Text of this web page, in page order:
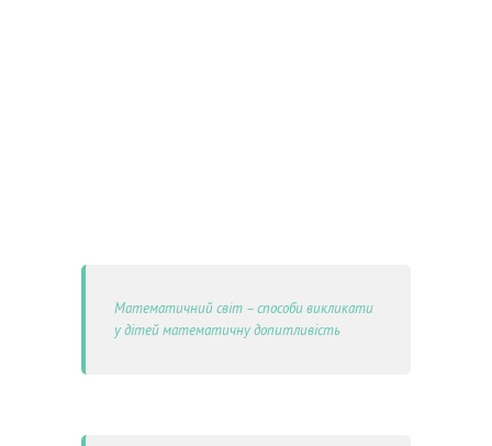
Математичний світ – способи викликати
у дітей математичну допитливість